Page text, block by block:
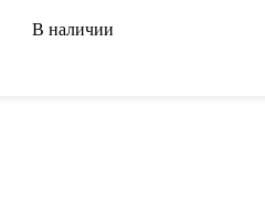
В наличии